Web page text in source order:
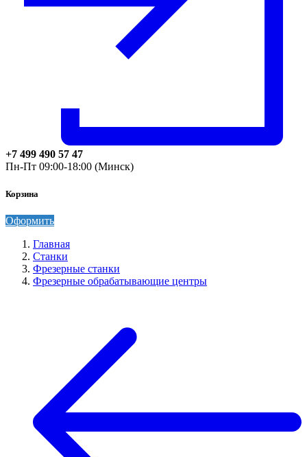
+7 499 490 57 47
Пн-Пт 09:00-18:00 (Минск)
Корзина
Оформить
Главная
Станки
Фрезерные станки
Фрезерные обрабатывающие центры